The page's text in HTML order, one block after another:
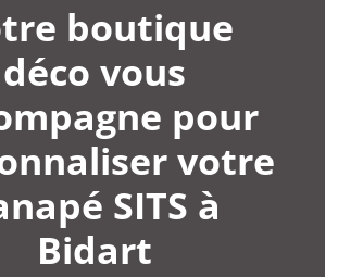
boutique
déco vous
pour
votre
SITS à
Bidart